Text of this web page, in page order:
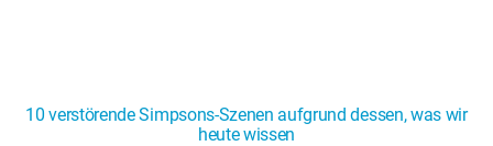
10 verstörende Simpsons-Szenen aufgrund dessen, was wir
heute wissen